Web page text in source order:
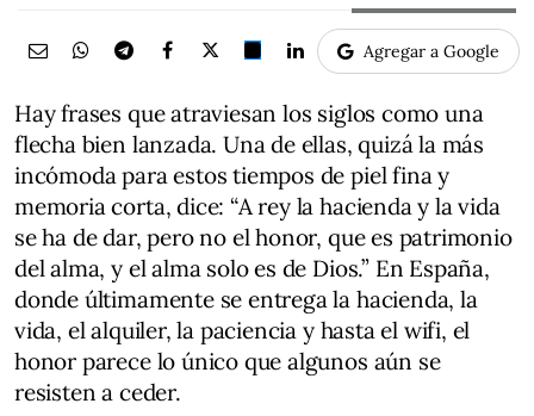
Agregar a Google
Hay frases que atraviesan los siglos como una
flecha bien lanzada. Una de ellas, quizá la más
incómoda para estos tiempos de piel fina y
memoria corta, dice: “A rey la hacienda y la vida
se ha de dar, pero no el honor, que es patrimonio
del alma, y el alma solo es de Dios.” En España,
donde últimamente se entrega la hacienda, la
vida, el alquiler, la paciencia y hasta el wifi, el
honor parece lo único que algunos aún se
resisten a ceder.